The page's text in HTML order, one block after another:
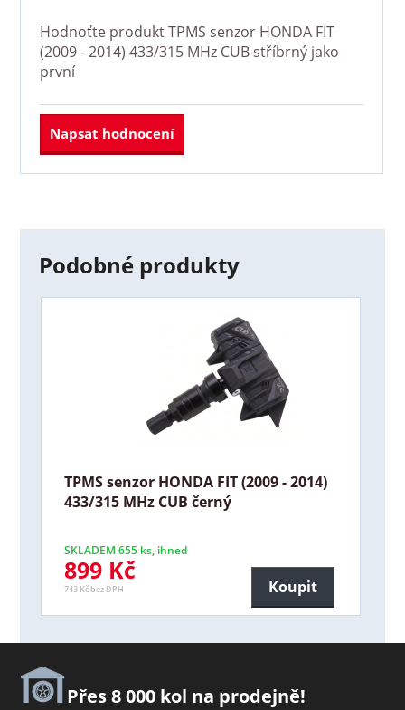
Hodnoťte produktTPMS senzor HONDA FIT
(2009 - 2014) 433/315 MHz CUB stříbrnýjako
první
Napsat hodnocení
Podobné produkty
TPMS senzor HONDA FIT (2009 - 2014)
433/315 MHz CUB černý
SKLADEM 655 ks, ihned
899 Kč
743 Kč bez DPH Koupit
Přes 8 000 kol na prodejně!